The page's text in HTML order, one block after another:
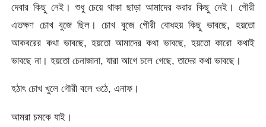
দেবার কিছু নেই। শুধু চেয়ে থাকা ছাড়া আমাদের করার কিছু নেই। গৌরী
এতক্ষণ চোখ বুজে ছিল। চোখ বুজে গৌরী বোধহয় কিছু ভাবছে, হয়তো
আকবরের কথা ভাবছে, হয়তো আমাদের কথা ভাবছে, হয়তো কারো কথাই
ভাবছে না। হয়তো চেনাজানা, যারা আগে চলে গেছে, তাদের কথা ভাবছে।
হঠাৎ চোখ খুলে গৌরী বলে ওঠে, এনাফ।
আমরা চমকে যাই।